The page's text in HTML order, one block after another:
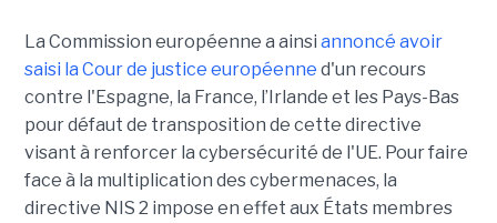
La Commission européenne a ainsi annoncé avoir
saisi la Cour de justice européenne d'un recours
contre l'Espagne, la France, l’Irlande et les Pays-Bas
pour défaut de transposition de cette directive
visant à renforcer la cybersécurité de l'UE. Pour faire
face à la multiplication des cybermenaces, la
directive NIS 2 impose en effet aux États membres